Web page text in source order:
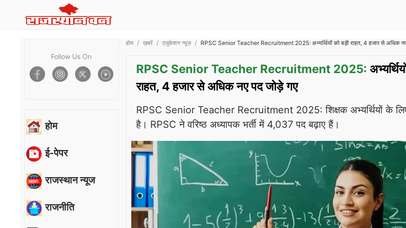
Follow Us On
होम
ई-पेपर
राजस्थान न्यूज
राजनीति
होम ख़बरें एजुकेशन न्यूज़ RPSC Senior Teacher Recruitment 2025: अभ्यर्थियों को बड़ी राहत, 4 हजार से अधिक
RPSC Senior Teacher Recruitment 2025:
राहत, 4 हजार से अधिक नए पद जोड़े गए
RPSC Senior Teacher Recruitment 2025: शिक्षक अभ्यर्थियों के
है। RPSC ने वरिष्ठ अध्यापक भर्ती में 4,037 पद बढ़ाए हैं।